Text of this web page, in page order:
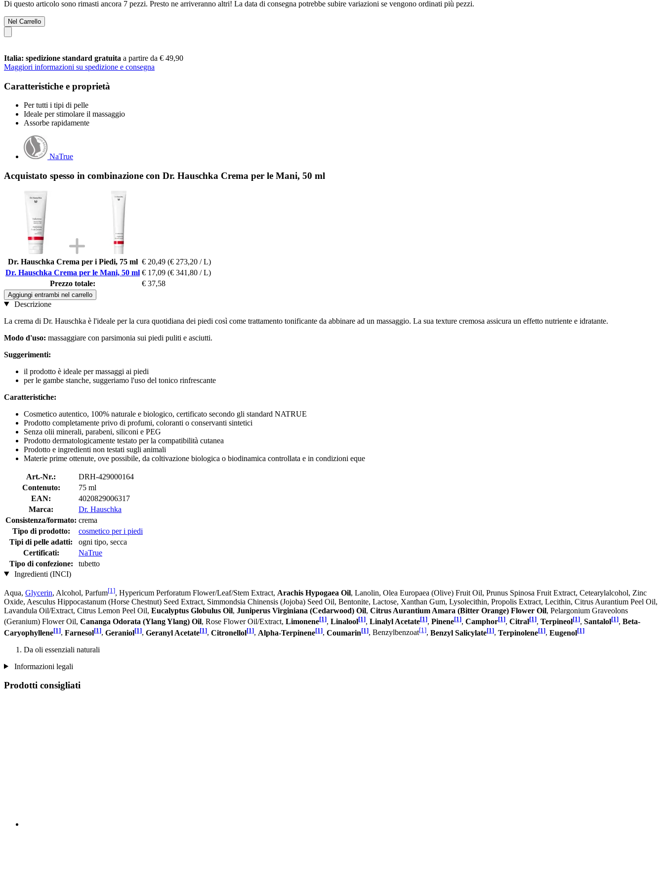
Di questo articolo sono rimasti ancora 7 pezzi. Presto ne arriveranno altri! La data di consegna potrebbe subire variazioni se vengono ordinati più pezzi.
Nel Carrello
Italia: spedizione standard gratuita a partire da € 49,90
Maggiori informazioni su spedizione e consegna
Caratteristiche e proprietà
Per tutti i tipi di pelle
Ideale per stimolare il massaggio
Assorbe rapidamente
NaTrue
Acquistato spesso in combinazione con Dr. Hauschka Crema per le Mani, 50 ml
Dr. Hauschka Crema per i Piedi, 75 ml € 20,49 (€ 273,20 / L)
Dr. Hauschka Crema per le Mani, 50 ml € 17,09 (€ 341,80 / L)
Prezzo totale:
€ 37,58
Aggiungi entrambi nel carrello
Descrizione
La crema di Dr. Hauschka è l'ideale per la cura quotidiana dei piedi così come trattamento tonificante da abbinare ad un massaggio. La sua texture cremosa assicura un effetto nutriente e idratante.
Modo d'uso: massaggiare con parsimonia sui piedi puliti e asciutti.
Suggerimenti:
il prodotto è ideale per massaggi ai piedi
per le gambe stanche, suggeriamo l'uso del tonico rinfrescante
Caratteristiche:
Cosmetico autentico, 100% naturale e biologico, certificato secondo gli standard NATRUE
Prodotto completamente privo di profumi, coloranti o conservanti sintetici
Senza olii minerali, parabeni, siliconi e PEG
Prodotto dermatologicamente testato per la compatibilità cutanea
Prodotto e ingredienti non testati sugli animali
Materie prime ottenute, ove possibile, da coltivazione biologica o biodinamica controllata e in condizioni eque
Art.-Nr.:
DRH-429000164
Contenuto:
75 ml
EAN:
4020829006317
Marca:
Dr. Hauschka
Consistenza/formato: crema
Tipo di prodotto:
cosmetico per i piedi
Tipi di pelle adatti:
ogni tipo, secca
Certificati:
NaTrue
Tipo di confezione:
tubetto
Ingredienti (INCI)
Aqua, Glycerin, Alcohol, Parfum[1], Hypericum Perforatum Flower/Leaf/Stem Extract, Arachis Hypogaea Oil, Lanolin, Olea Europaea (Olive) Fruit Oil, Prunus Spinosa Fruit Extract, Cetearylalcohol, Zinc
Oxide, Aesculus Hippocastanum (Horse Chestnut) Seed Extract, Simmondsia Chinensis (Jojoba) Seed Oil, Bentonite, Lactose, Xanthan Gum, Lysolecithin, Propolis Extract, Lecithin, Citrus Aurantium Peel Oil,
Lavandula Oil/Extract, Citrus Lemon Peel Oil, Eucalyptus Globulus Oil, Juniperus Virginiana (Cedarwood) Oil, Citrus Aurantium Amara (Bitter Orange) Flower Oil, Pelargonium Graveolons
(Geranium) Flower Oil, Cananga Odorata (Ylang Ylang) Oil, Rose Flower Oil/Extract, Limonene[1], Linalool[1], Linalyl Acetate[1], Pinene[1], Camphor[1], Citral[1], Terpineol[1], Santalol[1], Beta-
Caryophyllene[1], Farnesol[1], Geraniol[1], Geranyl Acetate[1], Citronellol[1], Alpha-Terpinene[1], Coumarin[1], Benzylbenzoat[1], Benzyl Salicylate[1], Terpinolene[1], Eugenol[1]
Da oli essenziali naturali
Informazioni legali
Prodotti consigliati